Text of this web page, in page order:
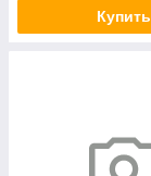
Купить